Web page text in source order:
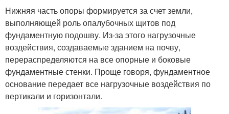
Нижняя часть опоры формируется за счет земли,
выполняющей роль опалубочных щитов под
фундаментную подошву. Из-за этого нагрузочные
воздействия, создаваемые зданием на почву,
перераспределяются на все опорные и боковые
фундаментные стенки. Проще говоря, фундаментное
основание передает все нагрузочные воздействия по
вертикали и горизонтали.